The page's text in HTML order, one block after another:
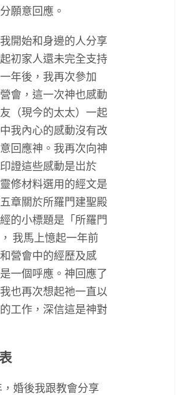
願意回應。
始和身邊的人分享
初家人還未完全支持
年後，我再次參加
營會，這一次神也感動
（現今的太太）一起
我內心的感動沒有改
回應神。我再次向神
證這些感動是岀於
修材料選用的經文是
章關於所羅門建聖殿
的小標題是「所羅門
我馬上憶起一年前
營會中的經歷及感
一個呼應。神回應了
也再次想起祂一直以
工作，深信這是神對
後我跟教會分享